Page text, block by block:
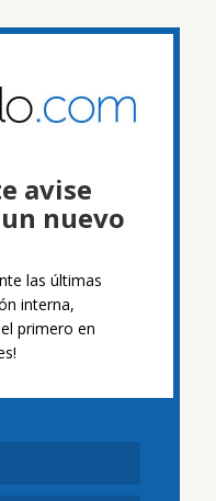
avise
nuevo
las últimas
interna,
primero en